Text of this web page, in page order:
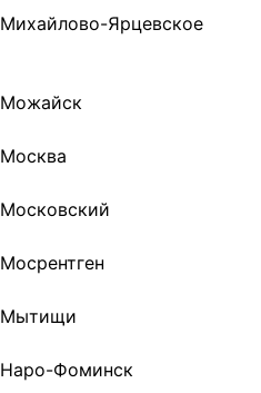
Михайлово-Ярцевское
Можайск
Москва
Московский
Мосрентген
Мытищи
Наро-Фоминск